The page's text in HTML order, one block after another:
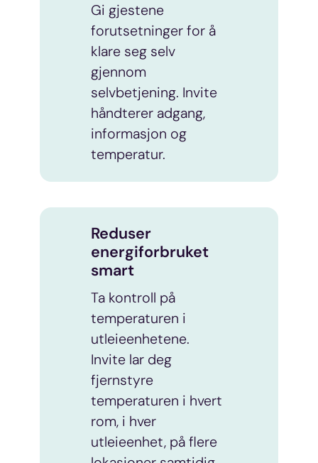
Gi gjestene
forutsetninger for å
klare seg selv
gjennom
selvbetjening. Invite
håndterer adgang,
informasjon og
temperatur.
Reduser
energiforbruket
smart
Ta kontroll på
temperaturen i
utleieenhetene.
Invite lar deg
fjernstyre
temperaturen i hvert
rom, i hver
utleieenhet, på flere